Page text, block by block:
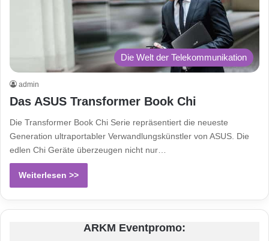
Die Welt der Telekommunikation
admin
Das ASUS Transformer Book Chi
Die Transformer Book Chi Serie repräsentiert die neueste
Generation ultraportabler Verwandlungskünstler von ASUS. Die
edlen Chi Geräte überzeugen nicht nur…
Weiterlesen >>
ARKM Eventpromo: